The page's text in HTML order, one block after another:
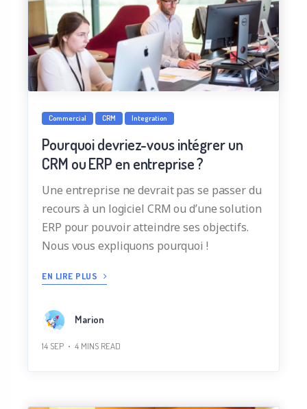
Commercial CRM Integration
Pourquoi devriez-vous intégrer un
CRM ou ERP en entreprise ?
Une entreprise ne devrait pas se passer du
recours à un logiciel CRM ou d’une solution
ERP pour pouvoir atteindre ses objectifs.
Nous vous expliquons pourquoi !
EN LIRE PLUS
Marion
14 SEP 4 MINS READ